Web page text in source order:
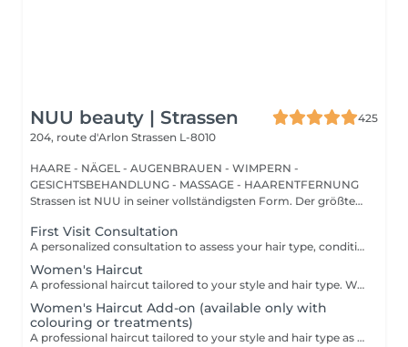
NUU beauty | Strassen
425
204, route d'Arlon Strassen L-8010
HAARE - NÄGEL - AUGENBRAUEN - WIMPERN -
GESICHTSBEHANDLUNG - MASSAGE - HAARENTFERNUNG
Strassen ist NUU in seiner vollständigsten Form. Der größte
First Visit Consultation
A personalized consultation to assess your hair type, condition, and goals helping us recommend the perfect treatments, color, or cut to suit your style and lifestyle.
Women's Haircut
A professional haircut tailored to your style and hair type. We begin with a short consultation to discuss your expectations, followed by a gentle wash while you relax lying comfortably in our Maletti chair, a precise cut, and a smooth blow-dry. We use Dyson Pro tools that protect your hair from excessive heat and deliver a sleek, polished finish. LaBiosthétique care and styling products provide holistic care for hair and scalp, combining scientific research with carefully selected natural ingredients. All brushes are sanitised with Sibel equipment, which effectively removes hair, product buildup, and impurities while reducing bacteria on the brush surface to maintain high hygiene standards for every client. For a more defined final look, styling can be added as an add-on. Simple, Moderate, Complex This grading reflects your hair's individual characteristics, such as texture, density, and length and is assessed by your hairdresser at the start of your visit. Not sure which to choose? We recommend booking Complex. The price will be adjusted after your consultation. Note: This is not related to the difficulty of haircuts or timing.
Women's Haircut Add-on (available only with
colouring or treatments)
A professional haircut tailored to your style and hair type as an add-on to colouring or treatments. We begin with a short consultation to discuss your expectations, followed by a gentle wash while you relax lying comfortably in our Maletti chair, a precise cut, and a smooth blow-dry. We use Dyson Pro tools that protect your hair from excessive heat and deliver a sleek, polished finish. LaBiosthétique care and styling products provide holistic care for hair and scalp, combining scientific research with carefully selected natural ingredients. All brushes are sanitised with Sibel equipment, which effectively removes hair, product buildup, and impurities while reducing bacteria on the brush surface to maintain high hygiene standards for every client. For a more defined final look, styling can be added as an add-on. Simple, Moderate, Complex This grading reflects your hair's individual characteristics, such as texture, density, and length and is assessed by your hairdresser at the start of your visit. Not sure which to choose? We recommend booking Complex. The price will be adjusted after your consultation. Note: This is not related to the difficulty of haircuts or timing.